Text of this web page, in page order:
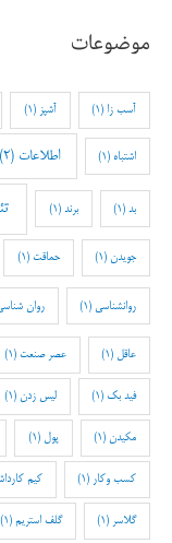
موضوعات
آسب زا (1) آشپز (1)
اشتباه (1) اطلاعات (2)
بد(1) برند (1)
جویدن (1) حماقت (1)
روانشناسی (1) روان
عاقل (1) عصر صنعت (1)
فید بک(1) لیس زدن (1)
مکیدن (1) پول (1)
کسب وکار (1) کیم
گلاسر (1) گلف استریم (1)